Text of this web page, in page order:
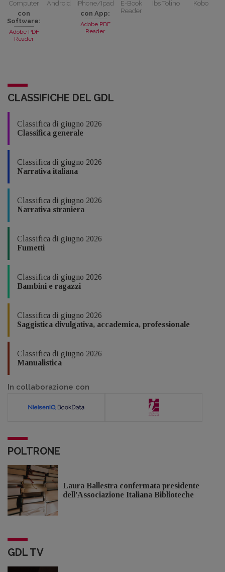
Computer
con
Software:
Adobe PDF
Reader
Android
iPhone/Ipad
con App:
Adobe PDF
Reader
E-Book
Reader
Ibs Tolino Kobo
CLASSIFICHE DEL GDL
Classifica di giugno 2026
Classifica generale
Classifica di giugno 2026
Narrativa italiana
Classifica di giugno 2026
Narrativa straniera
Classifica di giugno 2026
Fumetti
Classifica di giugno 2026
Bambini e ragazzi
Classifica di giugno 2026
Saggistica divulgativa, accademica, professionale
Classifica di giugno 2026
Manualistica
In collaborazione con
POLTRONE
Laura Ballestra confermata presidente
dell’Associazione Italiana Biblioteche
GDL TV